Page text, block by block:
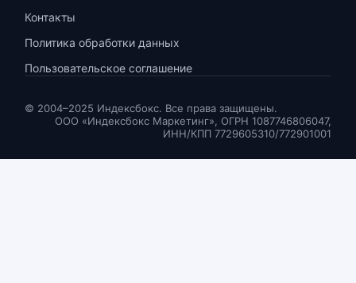
Контакты
Политика обработки данных
Пользовательское соглашение
© 2004–2025 Индексбокс. Все права защищены.
ООО «Индексбокс Маркетинг», ОГРН 1087746806047,
ИНН/КПП 7729605310/772901001